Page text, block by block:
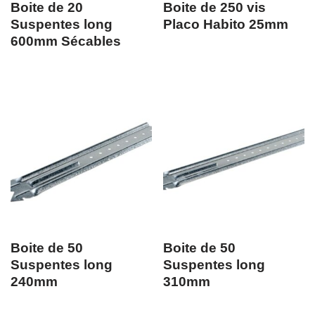
Boite de 20
Suspentes long
600mm Sécables
Boite de 250 vis
Placo Habito 25mm
Boite de 50
Suspentes long
240mm
Boite de 50
Suspentes long
310mm